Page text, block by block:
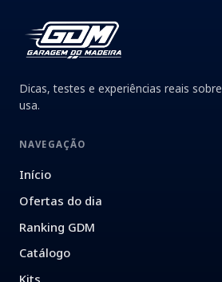
Dicas, testes e experiências reais sobre
usa.
NAVEGAÇÃO
Início
Ofertas do dia
Ranking GDM
Catálogo